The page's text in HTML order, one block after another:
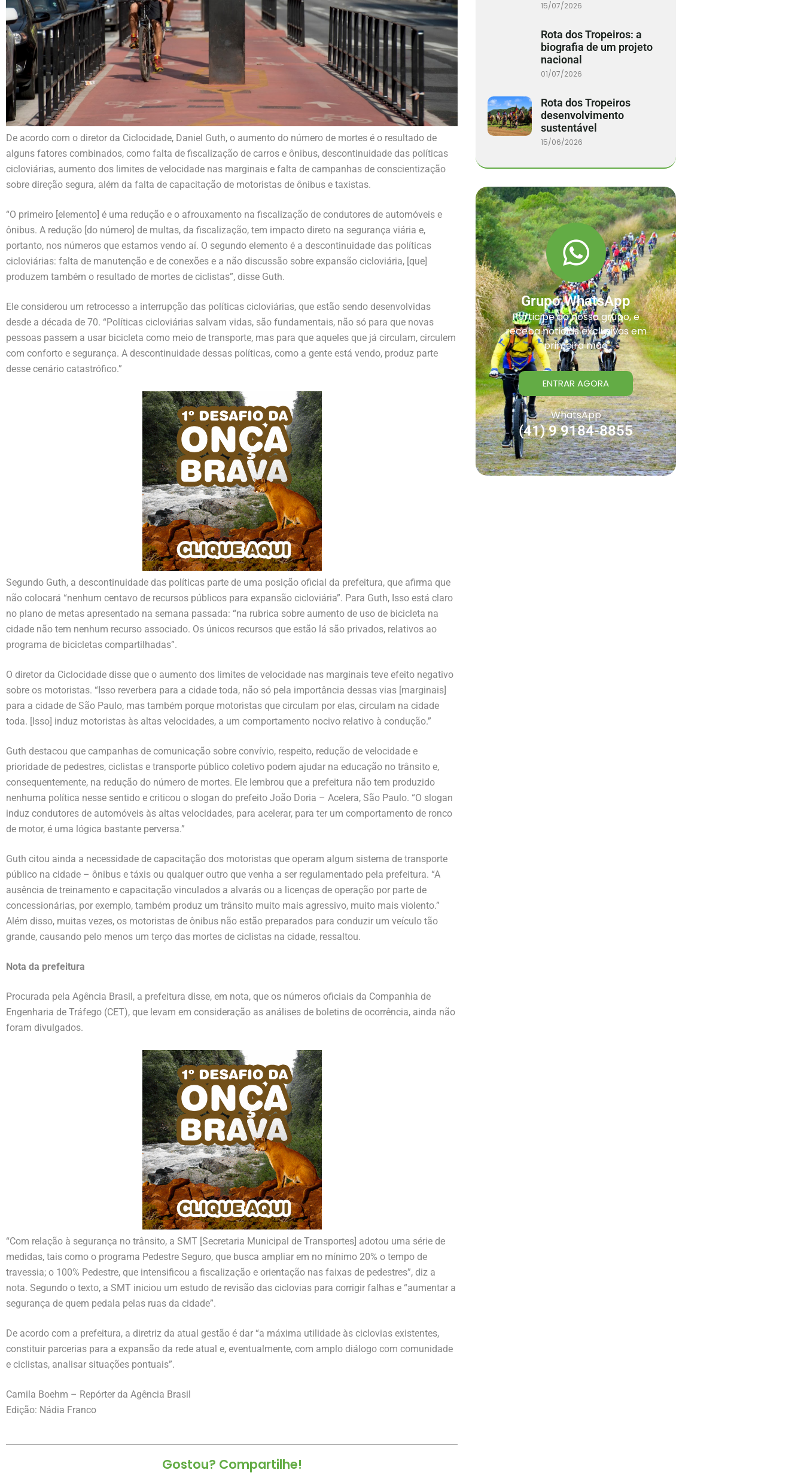
De acordo com o diretor da Ciclocidade, Daniel Guth, o aumento do número de mortes é o resultado de
alguns fatores combinados, como falta de fiscalização de carros e ônibus, descontinuidade das políticas
cicloviárias, aumento dos limites de velocidade nas marginais e falta de campanhas de conscientização
sobre direção segura, além da falta de capacitação de motoristas de ônibus e taxistas.
“O primeiro [elemento] é uma redução e o afrouxamento na fiscalização de condutores de automóveis e
ônibus. A redução [do número] de multas, da fiscalização, tem impacto direto na segurança viária e,
portanto, nos números que estamos vendo aí. O segundo elemento é a descontinuidade das políticas
cicloviárias: falta de manutenção e de conexões e a não discussão sobre expansão cicloviária, [que]
produzem também o resultado de mortes de ciclistas”, disse Guth.
Ele considerou um retrocesso a interrupção das políticas cicloviárias, que estão sendo desenvolvidas
desde a década de 70. “Políticas cicloviárias salvam vidas, são fundamentais, não só para que novas
pessoas passem a usar bicicleta como meio de transporte, mas para que aqueles que já circulam, circulem
com conforto e segurança. A descontinuidade dessas políticas, como a gente está vendo, produz parte
desse cenário catastrófico.”
Segundo Guth, a descontinuidade das políticas parte de uma posição oficial da prefeitura, que afirma que
não colocará “nenhum centavo de recursos públicos para expansão cicloviária”. Para Guth, Isso está claro
no plano de metas apresentado na semana passada: “na rubrica sobre aumento de uso de bicicleta na
cidade não tem nenhum recurso associado. Os únicos recursos que estão lá são privados, relativos ao
programa de bicicletas compartilhadas”.
O diretor da Ciclocidade disse que o aumento dos limites de velocidade nas marginais teve efeito negativo
sobre os motoristas. “Isso reverbera para a cidade toda, não só pela importância dessas vias [marginais]
para a cidade de São Paulo, mas também porque motoristas que circulam por elas, circulam na cidade
toda. [Isso] induz motoristas às altas velocidades, a um comportamento nocivo relativo à condução.”
Guth destacou que campanhas de comunicação sobre convívio, respeito, redução de velocidade e
prioridade de pedestres, ciclistas e transporte público coletivo podem ajudar na educação no trânsito e,
consequentemente, na redução do número de mortes. Ele lembrou que a prefeitura não tem produzido
nenhuma política nesse sentido e criticou o slogan do prefeito João Doria – Acelera, São Paulo. “O slogan
induz condutores de automóveis às altas velocidades, para acelerar, para ter um comportamento de ronco
de motor, é uma lógica bastante perversa.”
Guth citou ainda a necessidade de capacitação dos motoristas que operam algum sistema de transporte
público na cidade – ônibus e táxis ou qualquer outro que venha a ser regulamentado pela prefeitura. “A
ausência de treinamento e capacitação vinculados a alvarás ou a licenças de operação por parte de
concessionárias, por exemplo, também produz um trânsito muito mais agressivo, muito mais violento.”
Além disso, muitas vezes, os motoristas de ônibus não estão preparados para conduzir um veículo tão
grande, causando pelo menos um terço das mortes de ciclistas na cidade, ressaltou.
Nota da prefeitura
Procurada pela Agência Brasil, a prefeitura disse, em nota, que os números oficiais da Companhia de
Engenharia de Tráfego (CET), que levam em consideração as análises de boletins de ocorrência, ainda não
foram divulgados.
“Com relação à segurança no trânsito, a SMT [Secretaria Municipal de Transportes] adotou uma série de
medidas, tais como o programa Pedestre Seguro, que busca ampliar em no mínimo 20% o tempo de
travessia; o 100% Pedestre, que intensificou a fiscalização e orientação nas faixas de pedestres”, diz a
nota. Segundo o texto, a SMT iniciou um estudo de revisão das ciclovias para corrigir falhas e “aumentar a
segurança de quem pedala pelas ruas da cidade”.
De acordo com a prefeitura, a diretriz da atual gestão é dar “a máxima utilidade às ciclovias existentes,
constituir parcerias para a expansão da rede atual e, eventualmente, com amplo diálogo com comunidade
e ciclistas, analisar situações pontuais”.
Camila Boehm – Repórter da Agência Brasil
Edição: Nádia Franco
Gostou? Compartilhe!
15/07/2026
Rota dos Tropeiros: a
biografia de um projeto
nacional
01/07/2026
Rota dos Tropeiros
desenvolvimento
sustentável
15/06/2026
Grupo WhatsApp
Participe do nosso grupo, e
receba noticias exclusivas em
primeira mão
ENTRAR AGORA
WhatsApp
(41) 9 9184-8855